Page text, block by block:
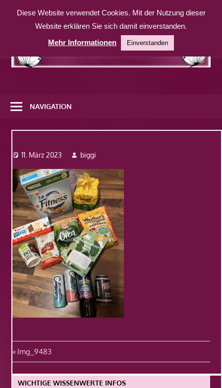
Inhalt
weitere
Website
NAVIGATION
11. März 2023 biggi
Beitragsnavigation
Vorheriger
Beitrag:
Img_9483
WICHTIGE WISSENWERTE INFOS
Diese Website verwendet Cookies. Mit der Nutzung dieser
Website erklären Sie sich damit einverstanden.
Mehr Informationen
Einverstanden